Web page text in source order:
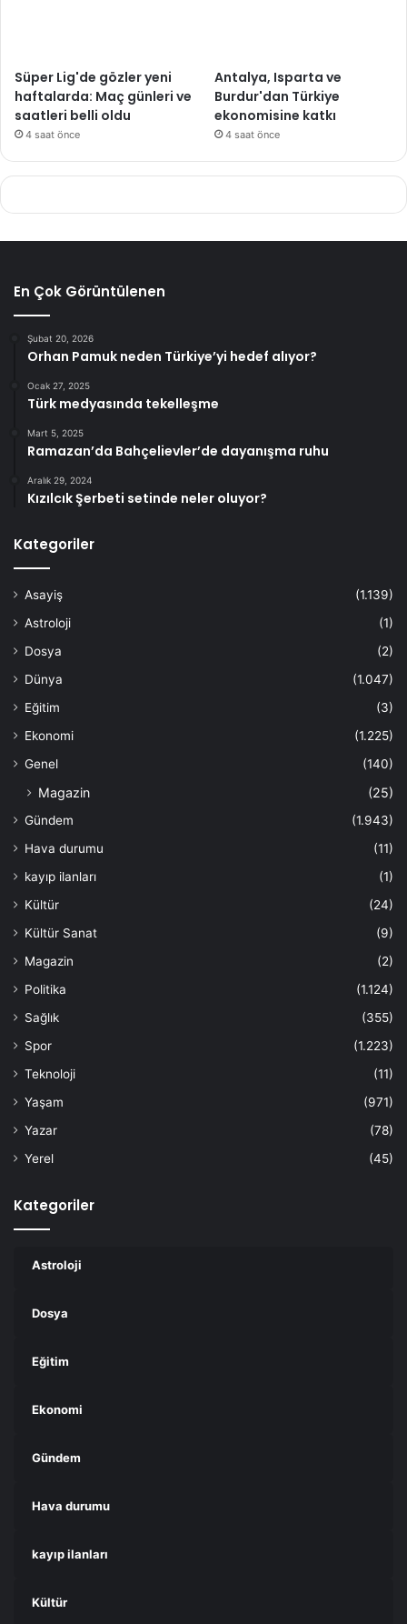
Süper Lig'de gözler yeni
haftalarda: Maç günleri ve
saatleri belli oldu
4 saat önce
Antalya, Isparta ve
Burdur'dan Türkiye
ekonomisine katkı
4 saat önce
En Çok Görüntülenen
Şubat 20, 2026
Orhan Pamuk neden Türkiye’yi hedef alıyor?
Ocak 27, 2025
Türk medyasında tekelleşme
Mart 5, 2025
Ramazan’da Bahçelievler’de dayanışma ruhu
Aralık 29, 2024
Kızılcık Şerbeti setinde neler oluyor?
Kategoriler
Asayiş
(1.139)
Astroloji
(1)
Dosya
(2)
Dünya
(1.047)
Eğitim
(3)
Ekonomi
(1.225)
Genel
(140)
Magazin (25)
Gündem
(1.943)
Hava durumu
(11)
kayıp ilanları
(1)
Kültür
(24)
Kültür Sanat
(9)
Magazin
(2)
Politika
(1.124)
Sağlık
(355)
Spor
(1.223)
Teknoloji
(11)
Yaşam
(971)
Yazar
(78)
Yerel
(45)
Kategoriler
Astroloji
Dosya
Eğitim
Ekonomi
Gündem
Hava durumu
kayıp ilanları
Kültür